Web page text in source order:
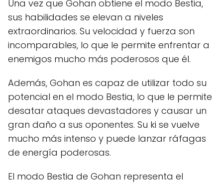
Una vez que Gohan obtiene el modo Bestia,
sus habilidades se elevan a niveles
extraordinarios. Su velocidad y fuerza son
incomparables, lo que le permite enfrentar a
enemigos mucho más poderosos que él.
Además, Gohan es capaz de utilizar todo su
potencial en el modo Bestia, lo que le permite
desatar ataques devastadores y causar un
gran daño a sus oponentes. Su ki se vuelve
mucho más intenso y puede lanzar ráfagas
de energía poderosas.
El modo Bestia de Gohan representa el